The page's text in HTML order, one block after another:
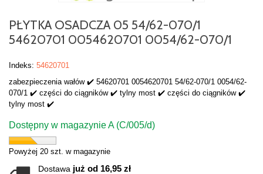
PŁYTKA OSADCZA 05 54/62-070/1
54620701 0054620701 0054/62-070/1
Indeks: 54620701
zabezpieczenia wałów ✔️ 54620701 0054620701 54/62-070/1 0054/62-
070/1 ✔️ części do ciągników ✔️ tylny most ✔️ części do ciągników ✔️
tylny most ✔️
Dostępny w magazynie A (C/005/d)
Powyżej 20 szt. w magazynie
Dostawa już od 16,95 zł